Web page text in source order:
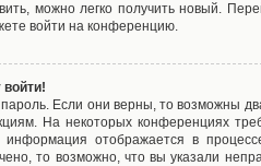
можно легко получить новый.
войти на конференцию.
войти!
Если они верны, то возможны
На некоторых конференциях
отображается в
то возможно, что вы указали